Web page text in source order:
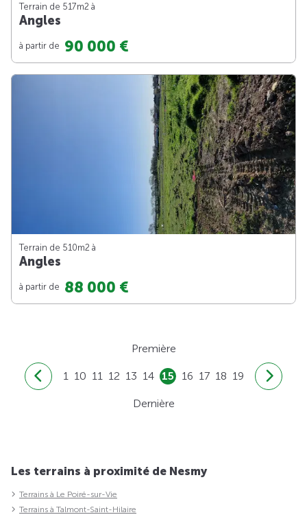
Terrain de 517m2 à
Angles
à partir de 90 000 €
Terrain de 510m2 à
Angles
à partir de 88 000 €
Première
1 10 11 12 13 14 15 16 17 18 19
Dernière
Les terrains à proximité de Nesmy
Terrains à Le Poiré-sur-Vie
Terrains à Talmont-Saint-Hilaire